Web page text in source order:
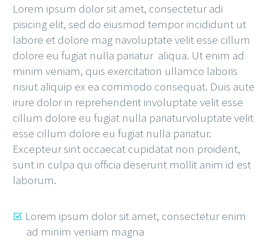
Lorem ipsum dolor sit amet, consectetur adi
pisicing elit, sed do eiusmod tempor incididunt ut
labore et dolore mag navoluptate velit esse cillum
dolore eu fugiat nulla pariatur aliqua. Ut enim ad
minim veniam, quis exercitation ullamco laboris
nisiut aliquip ex ea commodo consequat. Duis aute
irure dolor in reprehenderit involuptate velit esse
cillum dolore eu fugiat nulla pariaturvoluptate velit
esse cillum dolore eu fugiat nulla pariatur.
Excepteur sint occaecat cupidatat non proident,
sunt in culpa qui officia deserunt mollit anim id est
laborum.
Lorem ipsum dolor sit amet, consectetur enim
ad minim veniam magna